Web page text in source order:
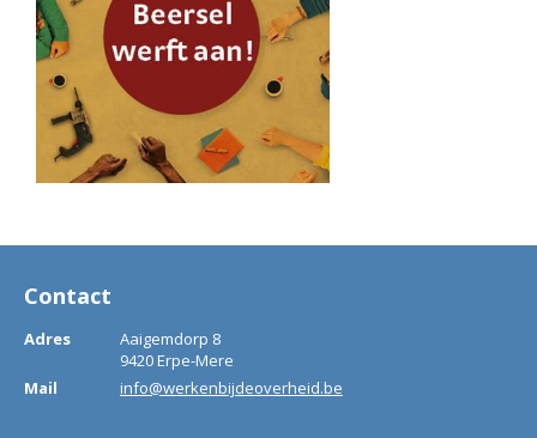
Contact
Adres
Aaigemdorp 8
9420 Erpe-Mere
Mail
info@werkenbijdeoverheid.be